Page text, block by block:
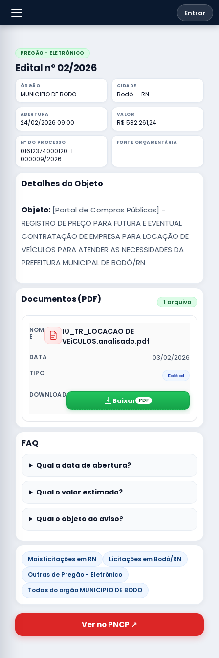
Entrar
PREGÃO - ELETRÔNICO
Edital nº 02/2026
ÓRGÃO
MUNICIPIO DE BODO
CIDADE
Bodó — RN
ABERTURA
24/02/2026 09:00
VALOR
R$ 582.261,24
Nº DO PROCESSO
01612374000120-1-
000009/2026
FONTE ORÇAMENTÁRIA
Detalhes do Objeto
Objeto: [Portal de Compras Públicas] -
REGISTRO DE PREÇO PARA FUTURA E EVENTUAL
CONTRATAÇÃO DE EMPRESA PARA LOCAÇÃO DE
VEÍCULOS PARA ATENDER AS NECESSIDADES DA
PREFEITURA MUNICIPAL DE BODÓ/RN
Documentos (PDF) 1 arquivo
10_TR_LOCACAO DE
VEiCULOS.analisado.pdf
03/02/2026
Edital
Baixar PDF
FAQ
Qual a data de abertura?
Qual o valor estimado?
Qual o objeto do aviso?
Mais licitações em RN
Licitações em Bodó/RN
Outras de Pregão - Eletrônico
Todas do órgão MUNICIPIO DE BODO
Ver no PNCP ↗